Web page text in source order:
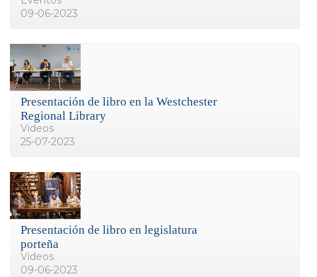
09-06-2023
Presentación de libro en la Westchester
Regional Library
Videos
25-07-2023
Presentación de libro en legislatura
porteña
Videos
09-06-2023